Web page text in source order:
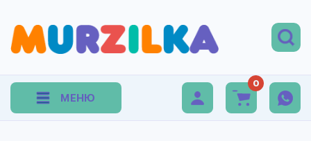
МЕНЮ
0